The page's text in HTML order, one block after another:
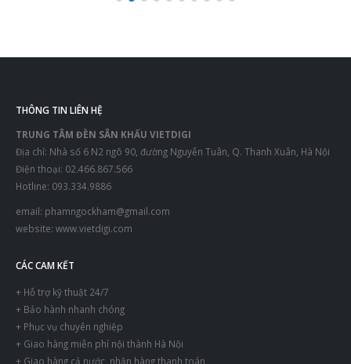
THÔNG TIN LIÊN HỆ
TRUNG TÂM ĐÈN SÂN KHẤU VIETDIGI
Địa chỉ: Nhà số 6 N2 ngõ 90, đường Nguyễn Tuân, Q. Thanh Xuân, Hà Nội
Điện thoại: 02.466.867.566
Hotline: 093.334.9886
email: phamngockham@gmail.com
website: www.vietdigi.com
CÁC CAM KẾT
+ Hỗ trợ kỹ thuật 24/7
+ Bảo hành nhanh chóng
+ Phục vụ chuyên nghiệp
+ Giao hàng miễn phí nội thành Hà Nội
+ Giao hàng cả nước, nhận hàng thanh toán